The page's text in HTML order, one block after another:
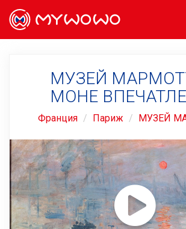
МУЗЕЙ
МОНЕ
Франция Париж МУЗЕЙ